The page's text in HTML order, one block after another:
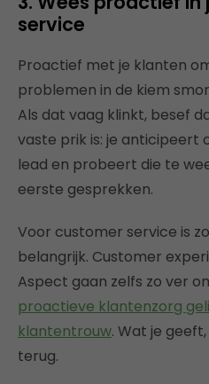
service
Proactief met je klanten
problemen in de kiem
Als dat vaag klinkt, besef
vaste prik is: je anticipeert
lead en probeert die te
eerste gesprekken.
Voor customer service is
belangrijk. Customer
Aspect gaan zelfs zo ver
proactieve klantenzorg
klantentrouw. Wat je
terug.